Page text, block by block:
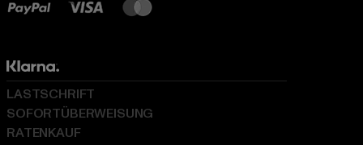
LASTSCHRIFT
SOFORTÜBERWEISUNG
RATENKAUF